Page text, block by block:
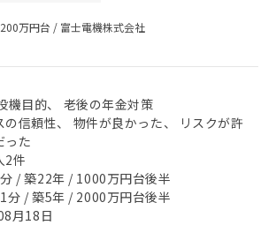
万円台 / 富士電機株式会社
機目的、 老後の年金対策
の信頼性、 物件が良かった、 リスクが許
った
2件
/ 築22年 / 1000万円台後半
分 / 築5年 / 2000万円台後半
月18日